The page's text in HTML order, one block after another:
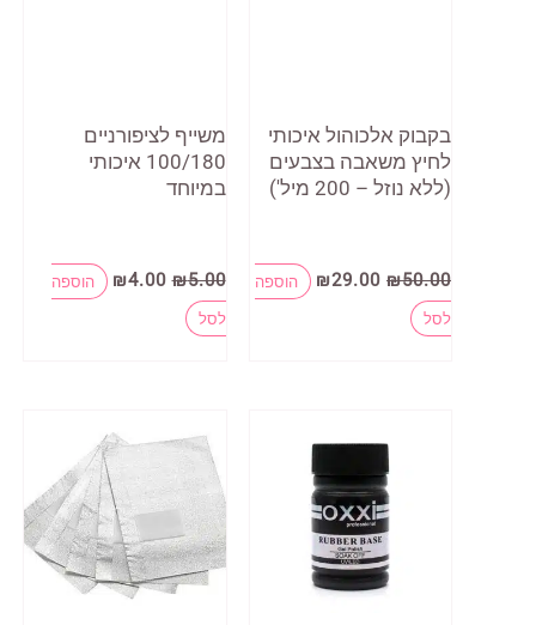
בקבוק אלכוהול איכותי
לחיץ משאבה בצבעים
(ללא נוזל – 200 מיל')
₪50.00
המחיר
₪29.00
המחיר
הנוכחי
הוספה
לסל
למוצר
סוגים.
ניתן
לבחור
את
משייף לציפורניים
100/180 איכותי
במיוחד
₪5.00
המחיר
המקורי
₪4.00
המחיר
הנוכחי
הוספה
לסל